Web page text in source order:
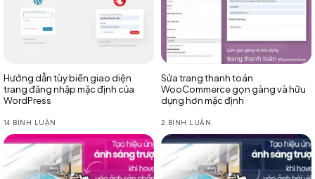
Hướng dẫn tùy biến giao diện
trang đăng nhập mặc định của
WordPress
14 BÌNH LUẬN
Sửa trang thanh toán
WooCommerce gọn gàng và hữu
dụng hơn mặc định
2 BÌNH LUẬN